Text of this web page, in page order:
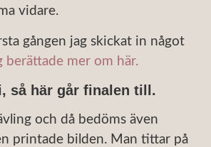
vidare.
gången jag skickat in något
berättade mer om här.
så här går finalen till.
och då bedöms även
printade bilden. Man tittar på